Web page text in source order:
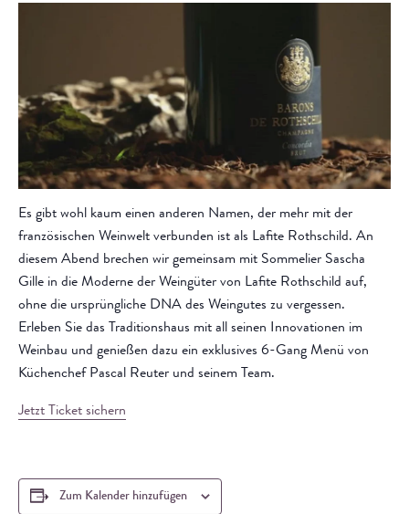
Es gibt wohl kaum einen anderen Namen, der mehr mit der
französischen Weinwelt verbunden ist als Lafite Rothschild. An
diesem Abend brechen wir gemeinsam mit Sommelier Sascha
Gille in die Moderne der Weingüter von Lafite Rothschild auf,
ohne die ursprüngliche DNA des Weingutes zu vergessen.
Erleben Sie das Traditionshaus mit all seinen Innovationen im
Weinbau und genießen dazu ein exklusives 6-Gang Menü von
Küchenchef Pascal Reuter und seinem Team.
Jetzt Ticket sichern
Zum Kalender hinzufügen